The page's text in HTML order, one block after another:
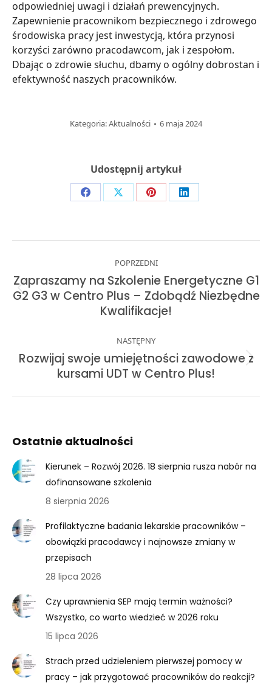
odpowiedniej uwagi i działań prewencyjnych.
Zapewnienie pracownikom bezpiecznego i zdrowego
środowiska pracy jest inwestycją, która przynosi
korzyści zarówno pracodawcom, jak i zespołom.
Dbając o zdrowie słuchu, dbamy o ogólny dobrostan i
efektywność naszych pracowników.
Kategoria:Aktualności 6 maja 2024
Udostępnij artykuł
Share
Facebook
Share
X
Share
Pinterest
Share
LinkedIn
POPRZEDNI
Previous
post:
Zapraszamy na Szkolenie Energetyczne G1
G2 G3 w Centro Plus – Zdobądź Niezbędne
Kwalifikacje!
NASTĘPNY
Next
post:
Rozwijaj swoje umiejętności zawodowe z
kursami UDT w Centro Plus!
Ostatnie aktualności
Kierunek – Rozwój 2026. 18 sierpnia rusza nabór na
dofinansowane szkolenia
8 sierpnia 2026
Profilaktyczne badania lekarskie pracowników –
obowiązki pracodawcy i najnowsze zmiany w
przepisach
28 lipca 2026
Czy uprawnienia SEP mają termin ważności?
Wszystko, co warto wiedzieć w 2026 roku
15 lipca 2026
Strach przed udzieleniem pierwszej pomocy w
pracy – jak przygotować pracowników do reakcji?